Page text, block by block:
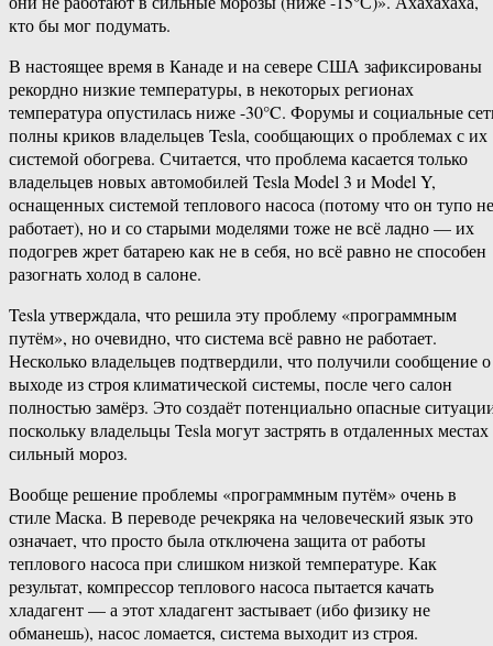
кто бы мог подумать.
В настоящее время в Канаде и на севере США зафиксированы
рекордно низкие температуры, в некоторых регионах
температура опустилась ниже -30°C. Форумы и социальные
полны криков владельцев Tesla, сообщающих о проблемах с их
системой обогрева. Считается, что проблема касается только
владельцев новых автомобилей Tesla Model 3 и Model Y,
оснащенных системой теплового насоса (потому что он тупо не
работает), но и со старыми моделями тоже не всё ладно — их
подогрев жрет батарею как не в себя, но всё равно не способен
разогнать холод в салоне.
Tesla утверждала, что решила эту проблему «программным
путём», но очевидно, что система всё равно не работает.
Несколько владельцев подтвердили, что получили сообщение о
выходе из строя климатической системы, после чего салон
полностью замёрз. Это создаёт потенциально опасные
поскольку владельцы Tesla могут застрять в отдаленных местах
сильный мороз.
Вообще решение проблемы «программным путём» очень в
стиле Маска. В переводе речекряка на человеческий язык это
означает, что просто была отключена защита от работы
теплового насоса при слишком низкой температуре. Как
результат, компрессор теплового насоса пытается качать
хладагент — а этот хладагент застывает (ибо физику не
обманешь), насос ломается, система выходит из строя.